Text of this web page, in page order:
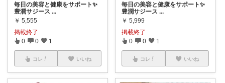
毎日の美容と健康をサポート✨
豊潤サジース ...
￥ 5,555
掲載終了
0 0 1
コレ いいね
毎日の美容と健康をサポート✨
豊潤サジース ...
￥ 5,999
掲載終了
0 0 1
コレ いいね